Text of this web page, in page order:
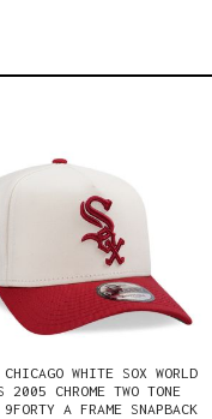
WHITE SOX WORLD
2005 CHROME TWO TONE
A FRAME SNAPBACK